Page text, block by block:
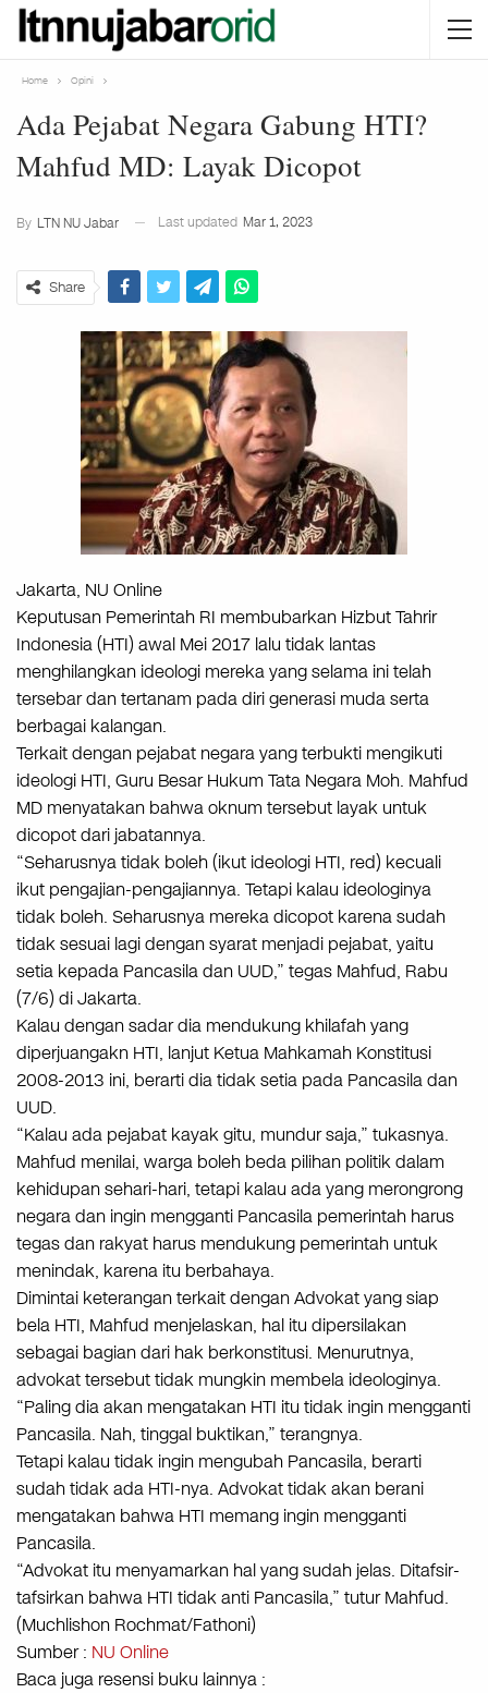
Home Opini
Ada Pejabat Negara Gabung HTI?
Mahfud MD: Layak Dicopot
By LTN NU Jabar Last updated Mar 1, 2023
Share
Jakarta, NU Online
Keputusan Pemerintah RI membubarkan Hizbut Tahrir
Indonesia (HTI) awal Mei 2017 lalu tidak lantas
menghilangkan ideologi mereka yang selama ini telah
tersebar dan tertanam pada diri generasi muda serta
berbagai kalangan.
Terkait dengan pejabat negara yang terbukti mengikuti
ideologi HTI, Guru Besar Hukum Tata Negara Moh. Mahfud
MD menyatakan bahwa oknum tersebut layak untuk
dicopot dari jabatannya.
“Seharusnya tidak boleh (ikut ideologi HTI, red) kecuali
ikut pengajian-pengajiannya. Tetapi kalau ideologinya
tidak boleh. Seharusnya mereka dicopot karena sudah
tidak sesuai lagi dengan syarat menjadi pejabat, yaitu
setia kepada Pancasila dan UUD,” tegas Mahfud, Rabu
(7/6) di Jakarta.
Kalau dengan sadar dia mendukung khilafah yang
diperjuangakn HTI, lanjut Ketua Mahkamah Konstitusi
2008-2013 ini, berarti dia tidak setia pada Pancasila dan
UUD.
“Kalau ada pejabat kayak gitu, mundur saja,” tukasnya.
Mahfud menilai, warga boleh beda pilihan politik dalam
kehidupan sehari-hari, tetapi kalau ada yang merongrong
negara dan ingin mengganti Pancasila pemerintah harus
tegas dan rakyat harus mendukung pemerintah untuk
menindak, karena itu berbahaya.
Dimintai keterangan terkait dengan Advokat yang siap
bela HTI, Mahfud menjelaskan, hal itu dipersilakan
sebagai bagian dari hak berkonstitusi. Menurutnya,
advokat tersebut tidak mungkin membela ideologinya.
“Paling dia akan mengatakan HTI itu tidak ingin mengganti
Pancasila. Nah, tinggal buktikan,” terangnya.
Tetapi kalau tidak ingin mengubah Pancasila, berarti
sudah tidak ada HTI-nya. Advokat tidak akan berani
mengatakan bahwa HTI memang ingin mengganti
Pancasila.
“Advokat itu menyamarkan hal yang sudah jelas. Ditafsir-
tafsirkan bahwa HTI tidak anti Pancasila,” tutur Mahfud.
(Muchlishon Rochmat/Fathoni)
Sumber : NU Online
Baca juga resensi buku lainnya :